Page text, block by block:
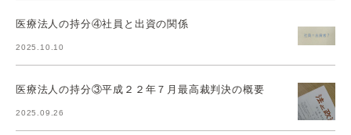
医療法人の持分④社員と出資の関係
2025.10.10
医療法人の持分③平成２２年７月最高裁判決の概要
2025.09.26